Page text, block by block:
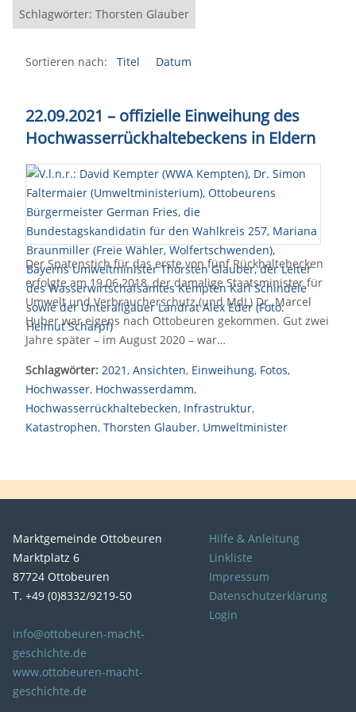
Schlagwörter: Thorsten Glauber
Sortieren nach: Titel Datum
22.09.2021 – offizielle Einweihung des
Hochwasserrückhaltebeckens in Eldern
Der Spatenstich für das erste von fünf Rückhaltebecken
erfolgte am 19.06.2018, der damalige Staatsminister für
Umwelt und Verbraucherschutz (und MdL) Dr. Marcel
Huber war eigens nach Ottobeuren gekommen. Gut zwei
Jahre später – im August 2020 – war…
Schlagwörter: 2021, Ansichten, Einweihung, Fotos,
Hochwasser, Hochwasserdamm,
Hochwasserrückhaltebecken, Infrastruktur,
Katastrophen, Thorsten Glauber, Umweltminister
Marktgemeinde Ottobeuren
Marktplatz 6
87724 Ottobeuren
T. +49 (0)8332/9219-50
info@ottobeuren-macht-
geschichte.de
www.ottobeuren-macht-
geschichte.de
Hilfe & Anleitung
Linkliste
Impressum
Datenschutzerklärung
Login